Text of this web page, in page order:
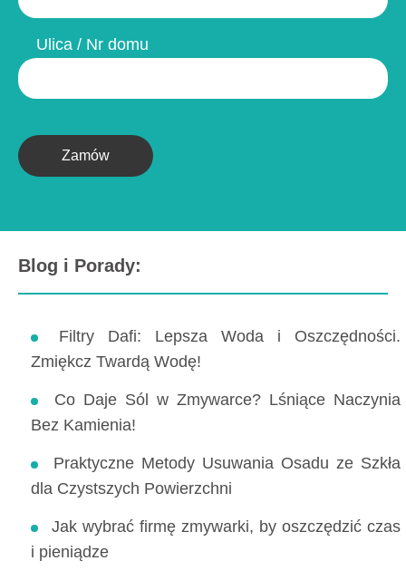
Ulica / Nr domu
Zamów
Blog i Porady:
Filtry Dafi: Lepsza Woda i Oszczędności.
Zmiękcz Twardą Wodę!
Co Daje Sól w Zmywarce? Lśniące Naczynia
Bez Kamienia!
Praktyczne Metody Usuwania Osadu ze Szkła
dla Czystszych Powierzchni
Jak wybrać firmę zmywarki, by oszczędzić czas
i pieniądze